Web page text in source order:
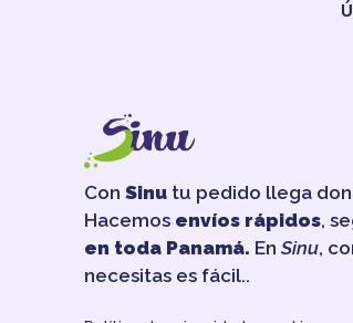
ConSinu tu pedido llega
Hacemos envíos rápidos,
en toda Panamá. EnSinu,
necesitas es fácil..